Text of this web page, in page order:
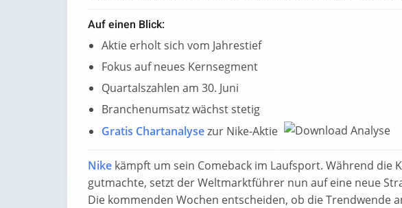
Auf einen Blick:
Aktie erholt sich vom Jahrestief
Fokus auf neues Kernsegment
Quartalszahlen am 30. Juni
Branchenumsatz wächst stetig
Gratis Chartanalysezur Nike-Aktie
Nike kämpft um sein Comeback im Laufsport. Während die
gutmachte, setzt der Weltmarktführer nun auf eine neue
Die kommenden Wochen entscheiden, ob die Trendwende